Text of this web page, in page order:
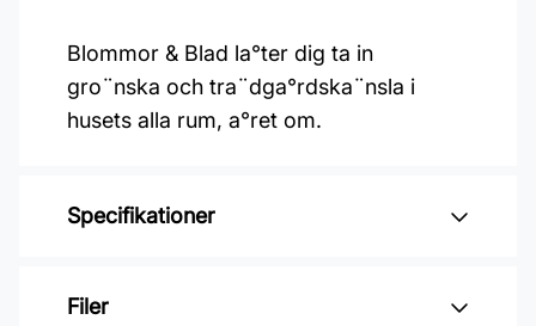
Blommor & Blad la°ter dig ta in
gro¨nska och tra¨dga°rdska¨nsla i
husets alla rum, a°ret om.
Specifikationer
Varumärke: Duro
Filer